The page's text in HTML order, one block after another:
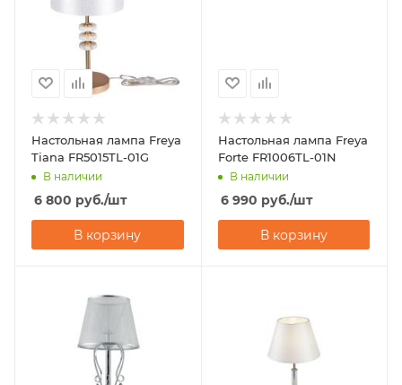
Настольная лампа Freya
Tiana FR5015TL-01G
В наличии
6 800 руб./шт
В корзину
Настольная лампа Freya
Forte FR1006TL-01N
В наличии
6 990 руб./шт
В корзину